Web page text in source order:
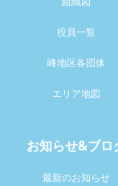
役員一覧
峰地区各団体
エリア地図
お知らせ&ブロ
最新のお知らせ